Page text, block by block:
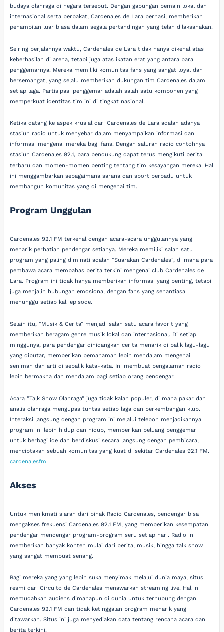
budaya olahraga di negara tersebut. Dengan gabungan pemain lokal dan
internasional serta berbakat, Cardenales de Lara berhasil memberikan
penampilan luar biasa dalam segala pertandingan yang telah dilaksanakan.
Seiring berjalannya waktu, Cardenales de Lara tidak hanya dikenal atas
keberhasilan di arena, tetapi juga atas ikatan erat yang antara para
penggemarnya. Mereka memiliki komunitas fans yang sangat loyal dan
bersemangat, yang selalu memberikan dukungan tim Cardenales dalam
setiap laga. Partisipasi penggemar adalah salah satu komponen yang
memperkuat identitas tim ini di tingkat nasional.
Ketika datang ke aspek krusial dari Cardenales de Lara adalah adanya
stasiun radio untuk menyebar dalam menyampaikan informasi dan
informasi mengenai mereka bagi fans. Dengan saluran radio contohnya
stasiun Cardenales 92.1, para pendukung dapat terus mengikuti berita
terbaru dan momen-momen penting tentang tim kesayangan mereka. Hal
ini menggambarkan sebagaimana sarana dan sport berpadu untuk
membangun komunitas yang di mengenai tim.
Program Unggulan
Cardenales 92.1 FM terkenal dengan acara-acara unggulannya yang
menarik perhatian pendengar setianya. Mereka memiliki salah satu
program yang paling diminati adalah "Suarakan Cardenales", di mana para
pembawa acara membahas berita terkini mengenai club Cardenales de
Lara. Program ini tidak hanya memberikan informasi yang penting, tetapi
juga menjalin hubungan emosional dengan fans yang senantiasa
menunggu setiap kali episode.
Selain itu, "Musik & Cerita" menjadi salah satu acara favorit yang
memberikan beragam genre musik lokal dan internasional. Di setiap
minggunya, para pendengar dihidangkan cerita menarik di balik lagu-lagu
yang diputar, memberikan pemahaman lebih mendalam mengenai
seniman dan arti di sebalik kata-kata. Ini membuat pengalaman radio
lebih bermakna dan mendalam bagi setiap orang pendengar.
Acara "Talk Show Olahraga" juga tidak kalah populer, di mana pakar dan
analis olahraga mengupas tuntas setiap laga dan perkembangan klub.
Interaksi langsung dengan program ini melalui telepon menjadikannya
program ini lebih hidup dan hidup, memberikan peluang penggemar
untuk berbagi ide dan berdiskusi secara langsung dengan pembicara,
menciptakan sebuah komunitas yang kuat di sekitar Cardenales 92.1 FM.
cardenalesfm
Akses
Untuk menikmati siaran dari pihak Radio Cardenales, pendengar bisa
mengakses frekuensi Cardenales 92.1 FM, yang memberikan kesempatan
pendengar mendengar program-program seru setiap hari. Radio ini
memberikan banyak konten mulai dari berita, musik, hingga talk show
yang sangat membuat senang.
Bagi mereka yang yang lebih suka menyimak melalui dunia maya, situs
resmi dari Circuito de Cardenales menawarkan streaming live. Hal ini
memudahkan audiens dimanapun di dunia untuk terhubung dengan
Cardenales 92.1 FM dan tidak ketinggalan program menarik yang
ditawarkan. Situs ini juga menyediakan data tentang rencana acara dan
berita terkini.